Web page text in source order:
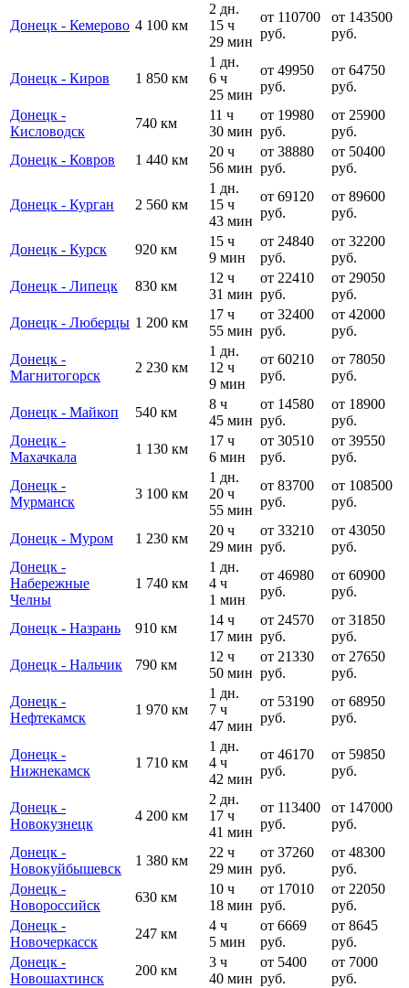
Донецк - Кемерово 4 100 км
2 дн.
15 ч
29 мин
от 110700
руб.
от 143500
руб.
Донецк - Киров 1 850 км
1 дн.
6 ч
25 мин
от 49950
руб.
от 64750
руб.
Донецк -
Кисловодск
740 км
11 ч
30 мин
от 19980
руб.
от 25900
руб.
Донецк - Ковров
1 440 км
20 ч
56 мин
от 38880
руб.
от 50400
руб.
Донецк - Курган 2 560 км
1 дн.
15 ч
43 мин
от 69120
руб.
от 89600
руб.
Донецк - Курск 920 км
15 ч
9 мин
от 24840
руб.
от 32200
руб.
Донецк - Липецк
830 км
12 ч
31 мин
от 22410
руб.
от 29050
руб.
Донецк - Люберцы 1 200 км
17 ч
55 мин
от 32400
руб.
от 42000
руб.
Донецк -
Магнитогорск
2 230 км
1 дн.
12 ч
9 мин
от 60210
руб.
от 78050
руб.
Донецк - Майкоп 540 км
8 ч
45 мин
от 14580
руб.
от 18900
руб.
Донецк -
Махачкала
1 130 км
17 ч
6 мин
от 30510
руб.
от 39550
руб.
Донецк -
Мурманск
3 100 км
1 дн.
20 ч
55 мин
от 83700
руб.
от 108500
руб.
Донецк - Муром 1 230 км
20 ч
29 мин
от 33210
руб.
от 43050
руб.
Донецк -
Набережные
Челны
1 740 км
1 дн.
4 ч
1 мин
от 46980
руб.
от 60900
руб.
Донецк - Назрань 910 км
14 ч
17 мин
от 24570
руб.
от 31850
руб.
Донецк - Нальчик
790 км
12 ч
50 мин
от 21330
руб.
от 27650
руб.
Донецк -
Нефтекамск
1 970 км
1 дн.
7 ч
47 мин
от 53190
руб.
от 68950
руб.
Донецк -
Нижнекамск
1 710 км
1 дн.
4 ч
42 мин
от 46170
руб.
от 59850
руб.
Донецк -
Новокузнецк
4 200 км
2 дн.
17 ч
41 мин
от 113400
руб.
от 147000
руб.
Донецк -
Новокуйбышевск
1 380 км
22 ч
29 мин
от 37260
руб.
от 48300
руб.
Донецк -
Новороссийск
630 км
10 ч
18 мин
от 17010
руб.
от 22050
руб.
Донецк -
Новочеркасск
247 км
4 ч
5 мин
от 6669
руб.
от 8645
руб.
Донецк -
Новошахтинск
200 км
3 ч
40 мин
от 5400
руб.
от 7000
руб.